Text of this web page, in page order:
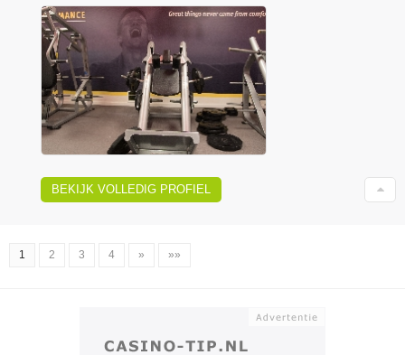
BEKIJK VOLLEDIG PROFIEL
1 2 3 4 » »»